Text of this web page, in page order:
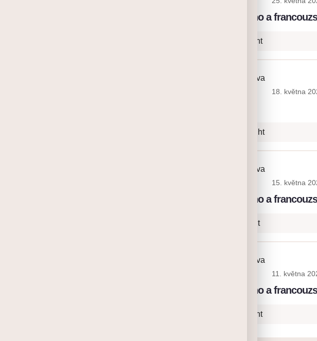
SmíchOFF: lano a
8- Onsight
Daria Platova
18. května
6b Onsight
Daria Platova
15. května
SmíchOFF: lano a
8 Onsight
Daria Platova
11. května
SmíchOFF: lano a
8- Onsight